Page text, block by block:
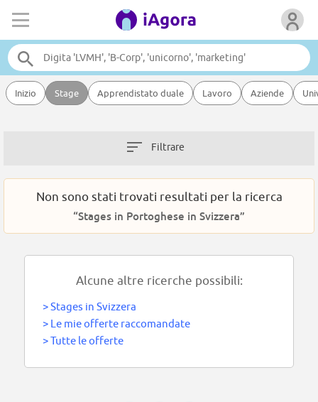
Inizio Stage Apprendistato duale Lavoro Aziende
Filtrare
Non sono stati trovati resultati per la ricerca
“Stages in Portoghese in Svizzera”
Alcune altre ricerche possibili:
>Stages in Svizzera
> Le mie offerte raccomandate
>Tutte le offerte